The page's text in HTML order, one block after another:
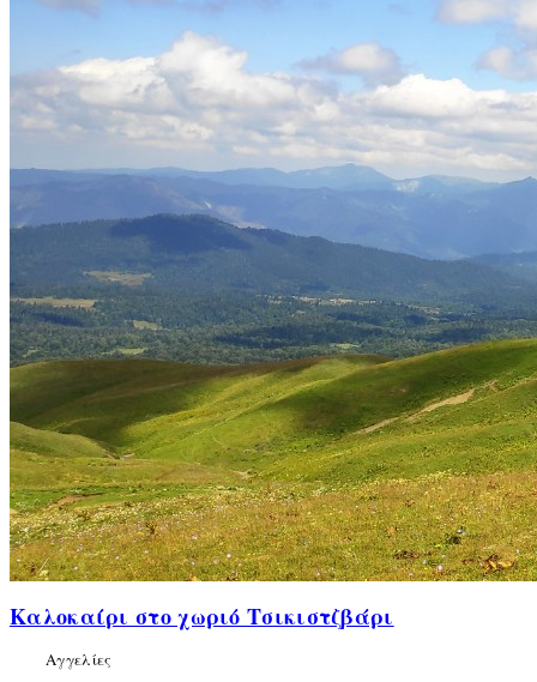
Καλοκαίρι στο χωριό Τσικιστζβάρι
Αγγελίες